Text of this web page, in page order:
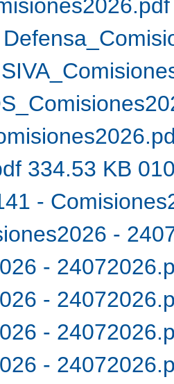
334.53 KB
-
-
-
-
-
-